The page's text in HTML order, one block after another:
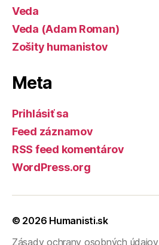
Veda
Veda (Adam Roman)
Zošity humanistov
Meta
Prihlásiť sa
Feed záznamov
RSS feed komentárov
WordPress.org
© 2026 Humanisti.sk
Zásady ochrany osobných údajov